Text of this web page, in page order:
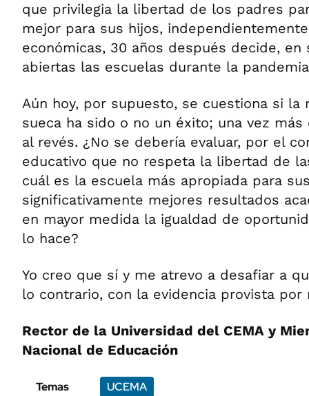
que privilegia la libertad de los padres
mejor para sus hijos,
económicas, 30 años después decide, en
abiertas las escuelas durante la
Aún hoy, por supuesto, se cuestiona si la
sueca ha sido o no un éxito; una vez
al revés. ¿No se debería evaluar, por el
educativo que no respeta la libertad de
cuál es la escuela más apropiada para
significativamente mejores resultados
en mayor medida la igualdad de
lo hace?
Yo creo que sí y me atrevo a desafiar a
lo contrario, con la evidencia provista por
Rector de la Universidad del CEMA y
Nacional de Educación
Temas UCEMA